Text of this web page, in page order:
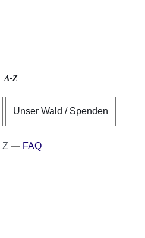
A-Z
Unser Wald / Spenden
Z FAQ